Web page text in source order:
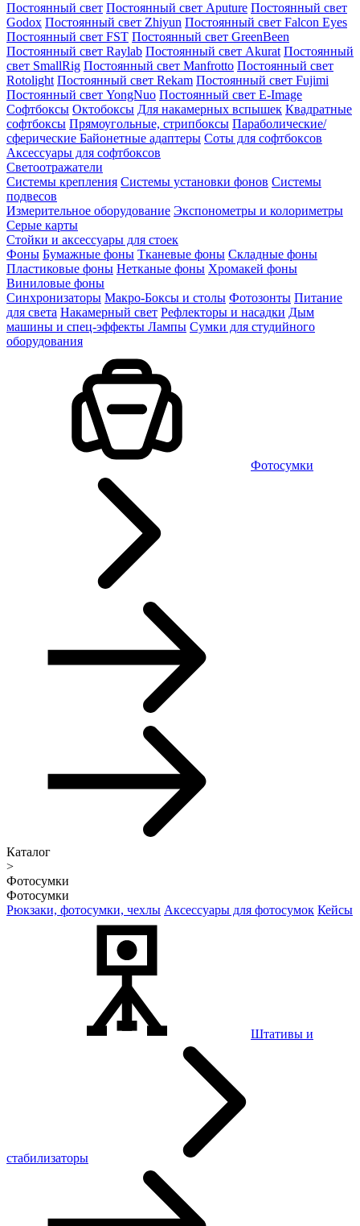
Постоянный свет Постоянный свет Aputure Постоянный свет
Godox Постоянный свет Zhiyun Постоянный свет Falcon Eyes
Постоянный свет FST Постоянный свет GreenBeen
Постоянный свет Raylab Постоянный свет Akurat Постоянный
свет SmallRig Постоянный свет Manfrotto Постоянный свет
Rotolight Постоянный свет Rekam Постоянный свет Fujimi
Постоянный свет YongNuo Постоянный свет E-Image
Софтбоксы Октобоксы Для накамерных вспышек Квадратные
софтбоксы Прямоугольные, стрипбоксы Параболические/
сферические Байонетныe адаптеры Соты для софтбоксов
Аксессуары для софтбоксов
Светоотражатели
Системы крепления Системы установки фонов Системы
подвесов
Измерительное оборудование Экспонометры и колориметры
Серые карты
Стойки и аксессуары для стоек
Фоны Бумажные фоны Тканевые фоны Складные фоны
Пластиковые фоны Нетканые фоны Хромакей фоны
Виниловые фоны
Синхронизаторы Макро-Боксы и столы Фотозонты Питание
для света Накамерный свет Рефлекторы и насадки Дым
машины и спец-эффекты Лампы Сумки для студийного
оборудования
Фотосумки
Каталог
>
Фотосумки
Фотосумки
Рюкзаки, фотосумки, чехлы Аксессуары для фотосумок Кейсы
Штативы и
стабилизаторы